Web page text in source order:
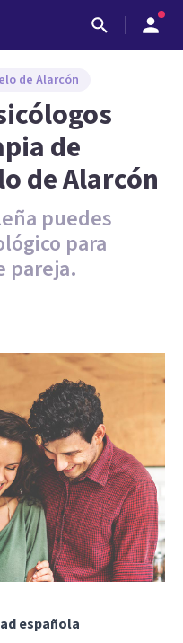
de Alarcón
de
de Alarcón
puedes
para
pareja.
española